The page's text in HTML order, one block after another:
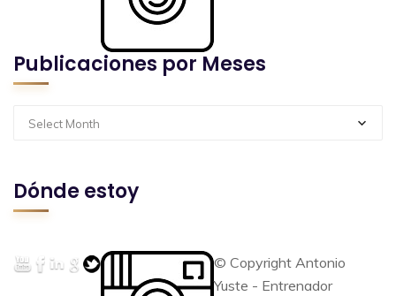
Publicaciones por Meses
Select Month
Dónde estoy
© Copyright Antonio
Yuste - Entrenador